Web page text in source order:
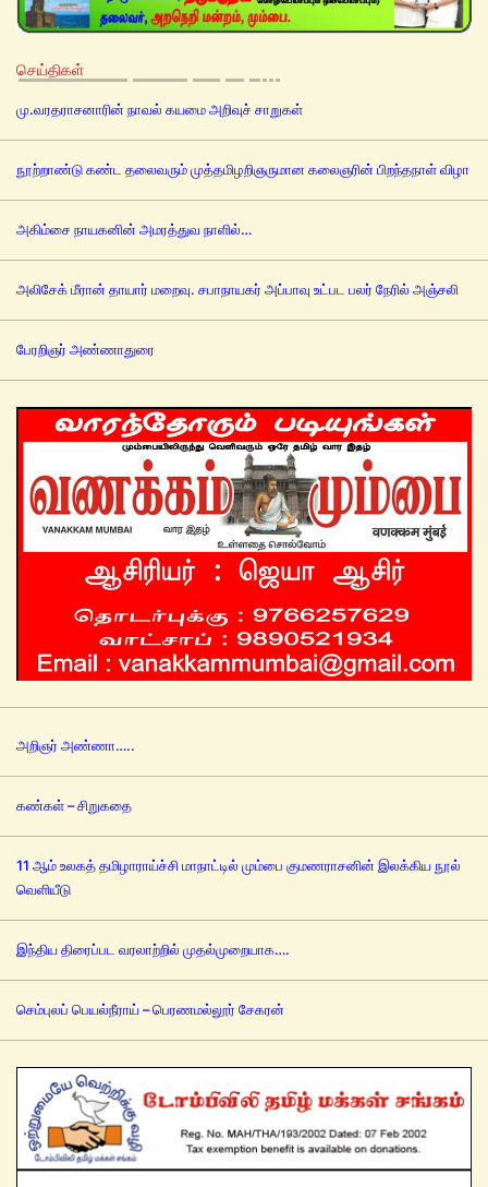
செய்திகள்
மு.வரதராசனாரின் நாவல் கயமை அறிவுச் சாறுகள்
நூற்றாண்டு கண்ட தலைவரும் முத்தமிழறிஞருமான கலைஞரின் பிறந்தநாள் விழா
அகிம்சை நாயகனின் அமரத்துவ நாளில்…
அலிசேக் மீரான் தாயார் மறைவு. சபாநாயகர் அப்பாவு உட்பட பலர் நேரில் அஞ்சலி
பேரறிஞர் அண்ணாதுரை
அறிஞர் அண்ணா…..
கண்கள் – சிறுகதை
11 ஆம் உலகத் தமிழாராய்ச்சி மாநாட்டில் மும்பை குமணராசனின் இலக்கிய நூல்
வெளியீடு
இந்திய திரைப்பட வரலாற்றில் முதல்முறையாக….
செம்புலப் பெயல்நீராய் – பெரணமல்லூர் சேகரன்